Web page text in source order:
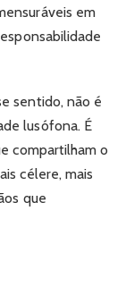
em
sentido, não é
lusófona. É
compartilham o
célere, mais
que